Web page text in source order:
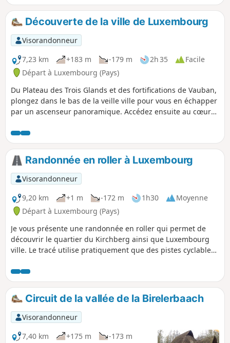
Découverte de la ville de Luxembourg
Visorandonneur
7,23 km
+183 m -179 m 2h 35
Facile
Départ à Luxembourg (Pays)
Du Plateau des Trois Glands et des fortifications de Vauban,
plongez dans le bas de la veille ville pour vous en échapper
par un ascenseur panoramique. Accédez ensuite au cœur
chemin de la corniche jusqu'au Plateau du St-Esprit.
Découvrez la place de la Gelle Fra puis aventurez vous dans
la passerelle suspendue sous le Pont Adolphe. Si vous êtes
tentés, allez jusqu'au ancien bâtiment de l'ARBED,
aujourd'hui siège de la SpuerKeess. Terminez votre escape
par une petite étape en tram jusqu'au forum Hamilius d'où
vous pourrez facilement accéder à la Place d'armes, au
palais Grand Ducal et à la place Guillaume. Ces deux
dernières places vous offrant de très nombreux cafés et
restaurants pour tous les budgets.
Randonnée en roller à Luxembourg
Visorandonneur
9,20 km
+1 m -172 m 1h30
Moyenne
Départ à Luxembourg (Pays)
Je vous présente une randonnée en roller qui permet de
découvrir le quartier du Kirchberg ainsi que Luxembourg
ville. Le tracé utilise pratiquement que des pistes cyclables.
parcours sont des zones en pavées, des revêtements
abîmés dans les parcs et des bandes de vigilance pour les
aveugles devant chaque passages pour piétons. Je
déconseille cette randonnée aux débutants. Départ : arrêt
de tram Luxexpo, arrivée : Place de Paris
Circuit de la vallée de la Birelerbaach
Visorandonneur
7,40 km
+175 m
-173 m